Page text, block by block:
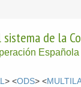
de la
Española
> <ODS> <